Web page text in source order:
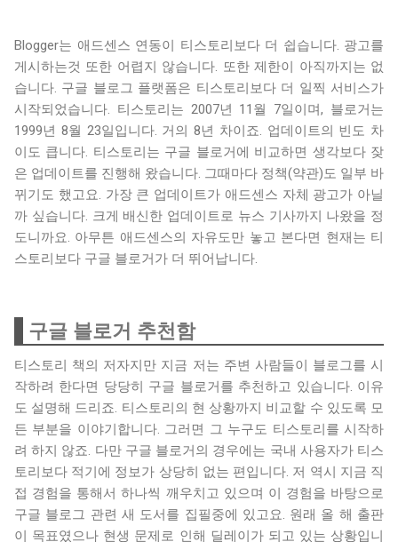
Blogger는 애드센스 연동이 티스토리보다 더 쉽습니다. 광고를
게시하는것 또한 어렵지 않습니다. 또한 제한이 아직까지는 없
습니다. 구글 블로그 플랫폼은 티스토리보다 더 일찍 서비스가
시작되었습니다. 티스토리는 2007년 11월 7일이며, 블로거는
1999년 8월 23일입니다. 거의 8년 차이죠. 업데이트의 빈도 차
이도 큽니다. 티스토리는 구글 블로거에 비교하면 생각보다 잦
은 업데이트를 진행해 왔습니다. 그때마다 정책(약관)도 일부 바
뀌기도 했고요. 가장 큰 업데이트가 애드센스 자체 광고가 아닐
까 싶습니다. 크게 배신한 업데이트로 뉴스 기사까지 나왔을 정
도니까요. 아무튼 애드센스의 자유도만 놓고 본다면 현재는 티
스토리보다 구글 블로거가 더 뛰어납니다.
구글 블로거 추천함
티스토리 책의 저자지만 지금 저는 주변 사람들이 블로그를 시
작하려 한다면 당당히 구글 블로거를 추천하고 있습니다. 이유
도 설명해 드리죠. 티스토리의 현 상황까지 비교할 수 있도록 모
든 부분을 이야기합니다. 그러면 그 누구도 티스토리를 시작하
려 하지 않죠. 다만 구글 블로거의 경우에는 국내 사용자가 티스
토리보다 적기에 정보가 상당히 없는 편입니다. 저 역시 지금 직
접 경험을 통해서 하나씩 깨우치고 있으며 이 경험을 바탕으로
구글 블로그 관련 새 도서를 집필중에 있고요. 원래 올 해 출판
이 목표였으나 현생 문제로 인해 딜레이가 되고 있는 상황입니